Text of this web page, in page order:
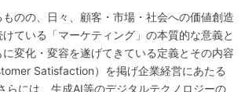
のの、日々、顧客・市場・社会への価値創造
ている「マーケティング」の本質的な意義と
変化・変容を遂げてきている定義とその内容
Satisfaction）を掲げ企業経営にあたる
らには、生成AI等のデジタルテクノロジーの